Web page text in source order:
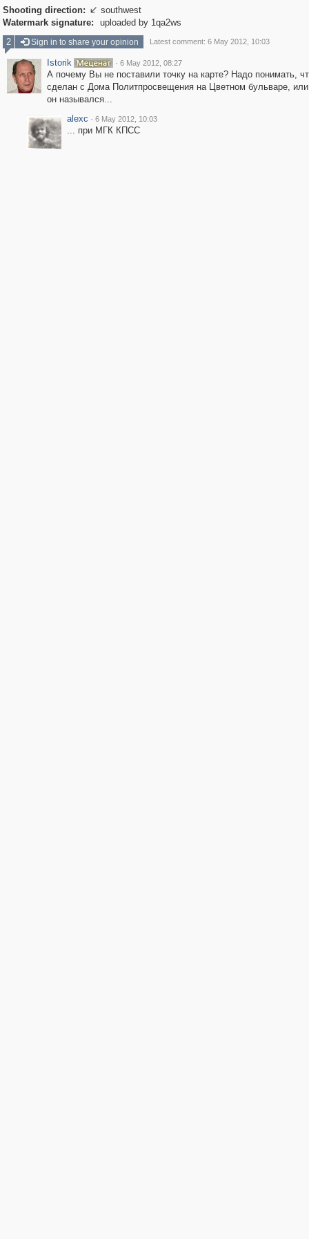
Shooting direction:  southwest
Watermark signature:
uploaded by 1qa2ws
2
Sign in to share your opinion Latest comment: 6 May 2012, 10:03
Istorik · 6 May 2012, 08:27
А почему Вы не поставили точку на карте? Надо понимать,
сделан с Дома Политпросвещения на Цветном бульваре, или
он назывался...
alexc · 6 May 2012, 10:03
... при МГК КПСС